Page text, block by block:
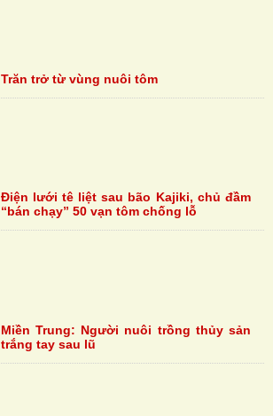
Trăn trở từ vùng nuôi tôm
Điện lưới tê liệt sau bão Kajiki, chủ đầm
“bán chạy” 50 vạn tôm chống lỗ
Miền Trung: Người nuôi trồng thủy sản
trắng tay sau lũ